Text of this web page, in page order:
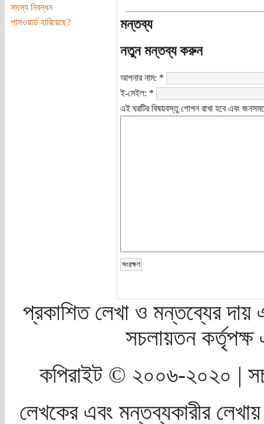
সদস্য নিবন্ধন
পাসওয়ার্ড হারিয়েছে?
মন্তব্য
নতুন মন্তব্য করুন
আপনার নাম: *
ই-মেইল: *
এই ঘরটির বিষয়বস্তু গোপন রাখা হবে এবং
প্রকাশিত লেখা ও মন্তব্যের দায়
সচলায়তন
কপিরাইট © ২০০৬-২০২০ |
লেখকের এবং মন্তব্যকারীর